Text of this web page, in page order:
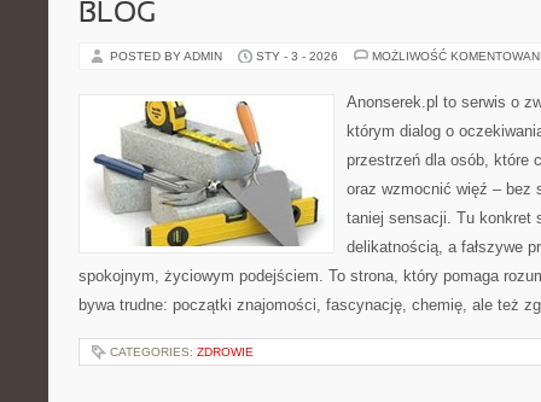
BLOG
POSTED BY ADMIN STY - 3 - 2026 MOŻLIWOŚĆ
Anonserek.pl to serwis o
którym dialog o
przestrzeń dla osób, które
oraz wzmocnić więź – bez
taniej sensacji. Tu konkret
delikatnością, a fałszywe
spokojnym, życiowym podejściem. To strona, który pomaga
bywa trudne: początki znajomości, fascynację, chemię, ale też
CATEGORIES: ZDROWIE